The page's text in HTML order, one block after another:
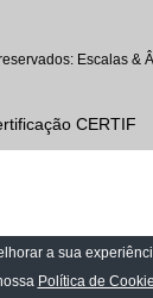
Escalas &
a sua
Política de